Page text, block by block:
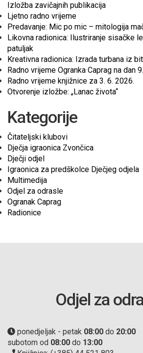
Izložba zavičajnih publikacija
Ljetno radno vrijeme
Predavanje: Mic po mic – mitologija
Likovna radionica: Ilustriranje sisačke
patuljak
Kreativna radionica: Izrada turbana iz
Radno vrijeme Ogranka Caprag na dan
Radno vrijeme knjižnice za 3. 6. 2026.
Otvorenje izložbe: „Lanac života“
Kategorije
Čitateljski klubovi
Dječja igraonica Zvončica
Dječji odjel
Igraonica za predškolce Dječjeg odjela
Multimedija
Odjel za odrasle
Ogranak Caprag
Radionice
Odjel za
ponedjeljak - petak 08:00 do 20:00
subotom od 08:00 do 13:00